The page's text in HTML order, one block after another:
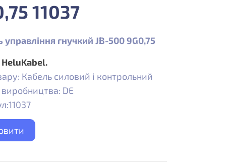
11037
управління гнучкий JB-500 9G0,75
HeluKabel.
Кабель силовий і контрольний
виробництва: DE